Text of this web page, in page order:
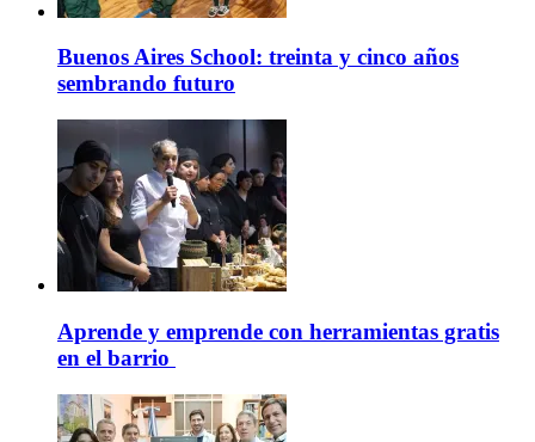
Buenos Aires School: treinta y cinco años
sembrando futuro
Aprende y emprende con herramientas gratis
en el barrio